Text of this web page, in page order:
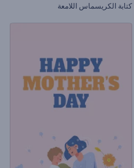
كتابة الكريسماس اللامعة